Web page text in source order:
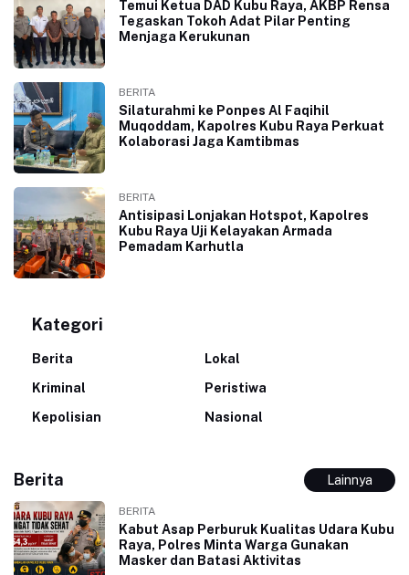
Temui Ketua DAD Kubu Raya, AKBP Rensa
Tegaskan Tokoh Adat Pilar Penting
Menjaga Kerukunan
BERITA
Silaturahmi ke Ponpes Al Faqihil
Muqoddam, Kapolres Kubu Raya Perkuat
Kolaborasi Jaga Kamtibmas
BERITA
Antisipasi Lonjakan Hotspot, Kapolres
Kubu Raya Uji Kelayakan Armada
Pemadam Karhutla
Kategori
Berita
Lokal
Kriminal
Peristiwa
Kepolisian
Nasional
Berita Lainnya
BERITA
Kabut Asap Perburuk Kualitas Udara Kubu
Raya, Polres Minta Warga Gunakan
Masker dan Batasi Aktivitas